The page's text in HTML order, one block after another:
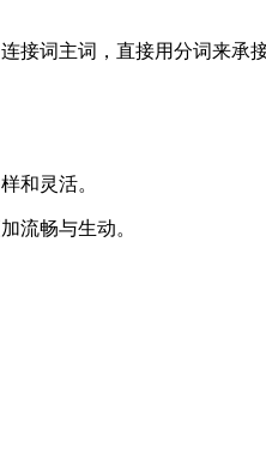
词主词，直接用分词来承
和灵活。
流畅与生动。